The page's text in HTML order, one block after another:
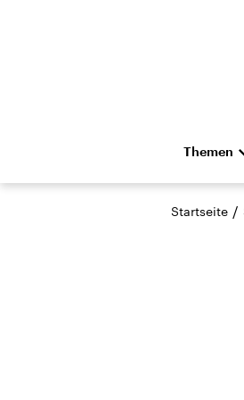
Themen
Die
Hörspiel
Startseite /